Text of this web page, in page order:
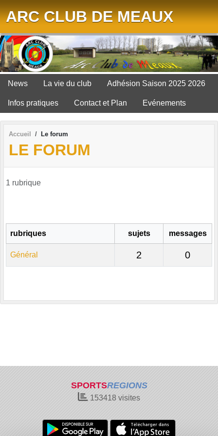
ARC CLUB DE MEAUX
News La vie du club Adhésion Saison 2025 2026
Infos pratiques Contact et Plan Evénements
Accueil Le forum
LE FORUM
1 rubrique
rubriques sujets messages
Général 2 0
SPORTSREGIONS
153418 visites